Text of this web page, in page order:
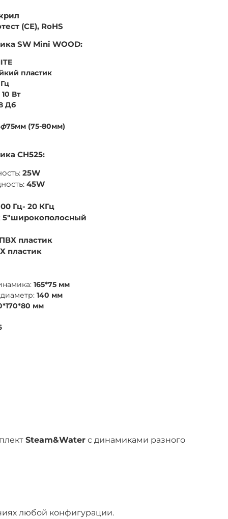
(СЕ), RoHS
SW Mini WOOD:
пластик
10 Вт
Дб
ф75мм (75-80мм)
CH525:
25W
45W
Гц- 20 КГц
5"широкополосный
ПВХ пластик
пластик
165*75 мм
140 мм
мм
Steam&Water с динамиками разного
любой конфигурации.